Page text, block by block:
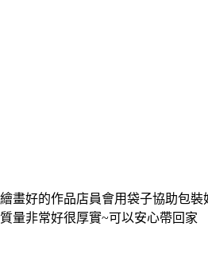
繪畫好的作品店員會用袋子協助包
質量非常好很厚實~可以安心帶回家